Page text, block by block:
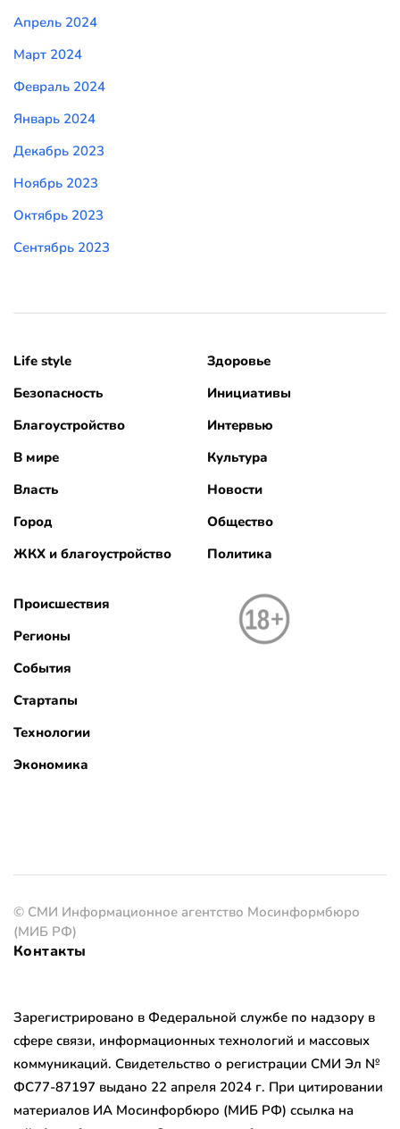
Апрель 2024
Март 2024
Февраль 2024
Январь 2024
Декабрь 2023
Ноябрь 2023
Октябрь 2023
Сентябрь 2023
Life style
Безопасность
Благоустройство
В мире
Власть
Город
ЖКХ и благоустройство
Здоровье
Инициативы
Интервью
Культура
Новости
Общество
Политика
Происшествия
Регионы
События
Стартапы
Технологии
Экономика
© СМИ Информационное агентство Мосинформбюро
(МИБ РФ)
Контакты
Зарегистрировано в Федеральной службе по надзору в
сфере связи, информационных технологий и массовых
коммуникаций. Свидетельство о регистрации СМИ Эл №
ФС77-87197 выдано 22 апреля 2024 г. При цитировании
материалов ИА Мосинфорбюро (МИБ РФ) ссылка на